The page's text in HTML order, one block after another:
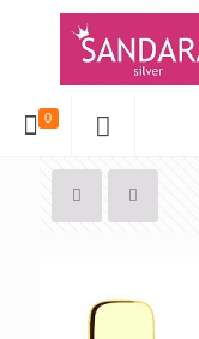
0